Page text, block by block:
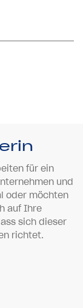
für ein
und
oder möchten
auf Ihre
sich dieser
richtet.